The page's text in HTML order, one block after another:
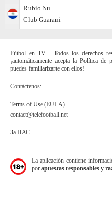
Rubio Nu
Club Guarani
Fútbol en TV - Todos los derechos
¡automáticamente acepta la Política
puedes familiarizarte con ellos!
Contáctenos:
Terms of Use (EULA)
contact@telefootball.net
За НАС
La aplicación contiene
por apuestas responsables y